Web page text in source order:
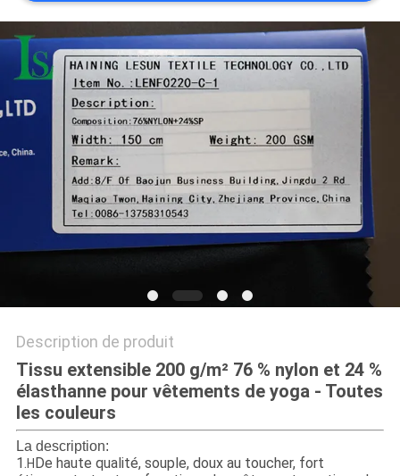
DEMANDEZ
UNE
CITATION
DU
PRIVACY
Description de produit
Tissu extensible 200 g/m² 76 % nylon et 24 %
élasthanne pour vêtements de yoga - Toutes
les couleurs
La description:
1.H De haute qualité, souple, doux au toucher, fort